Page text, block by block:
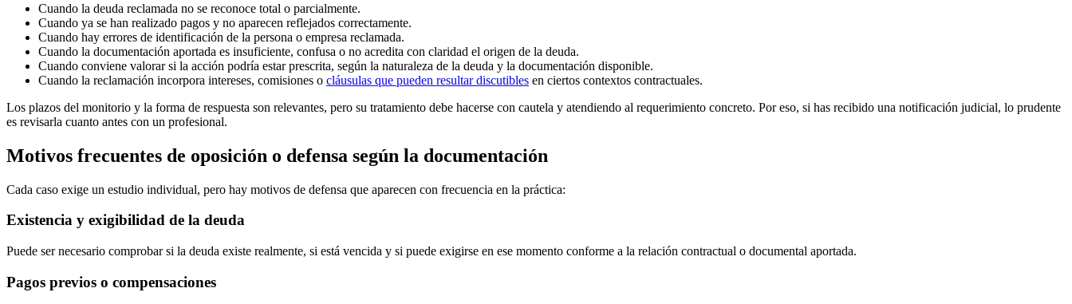
Cuando la deuda reclamada no se reconoce total o parcialmente.
Cuando ya se han realizado pagos y no aparecen reflejados correctamente.
Cuando hay errores de identificación de la persona o empresa reclamada.
Cuando la documentación aportada es insuficiente, confusa o no acredita con claridad el origen de la deuda.
Cuando conviene valorar si la acción podría estar prescrita, según la naturaleza de la deuda y la documentación disponible.
Cuando la reclamación incorpora intereses, comisiones o cláusulas que pueden resultar discutibles en ciertos contextos contractuales.
Los plazos del monitorio y la forma de respuesta son relevantes, pero su tratamiento debe hacerse con cautela y atendiendo al requerimiento concreto. Por eso, si has recibido una notificación judicial, lo prudente
es revisarla cuanto antes con un profesional.
Motivos frecuentes de oposición o defensa según la documentación
Cada caso exige un estudio individual, pero hay motivos de defensa que aparecen con frecuencia en la práctica:
Existencia y exigibilidad de la deuda
Puede ser necesario comprobar si la deuda existe realmente, si está vencida y si puede exigirse en ese momento conforme a la relación contractual o documental aportada.
Pagos previos o compensaciones